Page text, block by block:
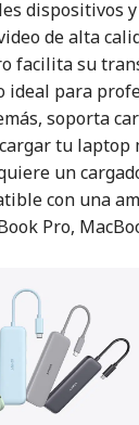
dispositivos
de alta
facilita su
ideal para
soporta
tu
un
con una
Pro,